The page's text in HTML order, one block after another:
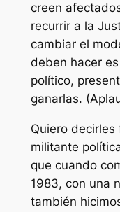
creen
recurrir a la
cambiar el
deben hacer
político,
ganarlas.
Quiero
militante
que cuando
1983, con una
también